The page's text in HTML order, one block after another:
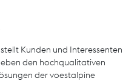
Kunden und Interessenten
den hochqualitativen
der voestalpine